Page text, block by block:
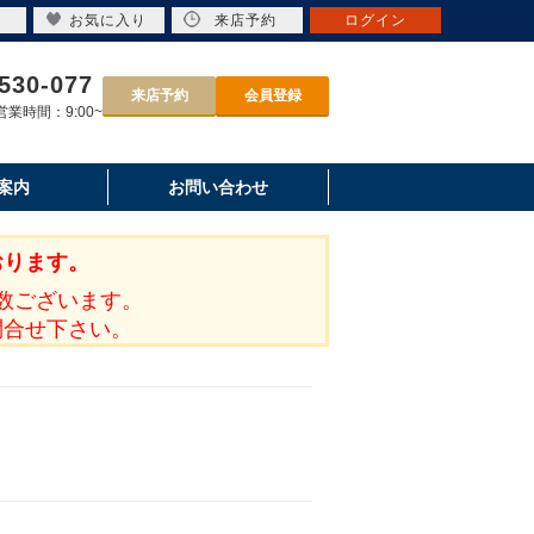
077
時間：9:00~
来店予約 会員登録
内 お問い合わせ
ます。
ざいます。
せ下さい。
お気に入り 来店予約 ログイン